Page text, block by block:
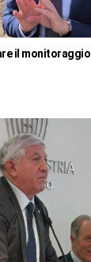
il monitoraggio